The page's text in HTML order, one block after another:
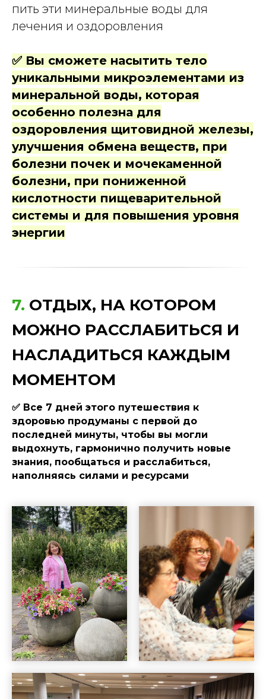
пить эти минеральные воды для
лечения и оздоровления
✅ Вы сможете насытить тело
уникальными микроэлементами из
минеральной воды, которая
особенно полезна для
оздоровления щитовидной железы,
улучшения обмена веществ, при
болезни почек и мочекаменной
болезни, при пониженной
кислотности пищеварительной
системы и для повышения уровня
энергии
7. ОТДЫХ, НА КОТОРОМ
МОЖНО РАССЛАБИТЬСЯ И
НАСЛАДИТЬСЯ КАЖДЫМ
МОМЕНТОМ
✅ Все 7 дней этого путешествия к
здоровью продуманы с первой до
последней минуты, чтобы вы могли
выдохнуть, гармонично получить новые
знания, пообщаться и расслабиться,
наполняясь силами и ресурсами